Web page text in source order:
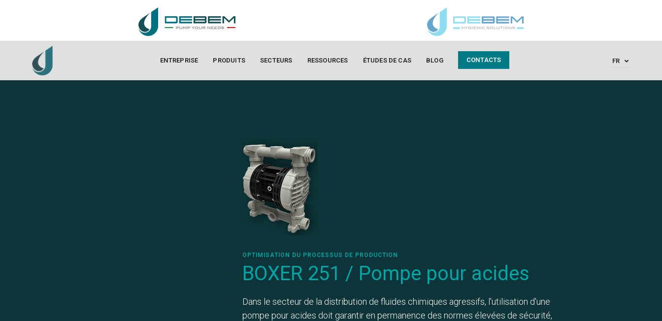
ENTREPRISE PRODUITS SECTEURS RESSOURCES ÉTUDES DE CAS BLOG CONTACTS FR
OPTIMISATION DU PROCESSUS DE PRODUCTION
BOXER 251 / Pompe pour acides
Dans le secteur de la distribution de fluides chimiques agressifs, l'utilisation d'une
pompe pour acides doit garantir en permanence des normes élevées de sécurité,